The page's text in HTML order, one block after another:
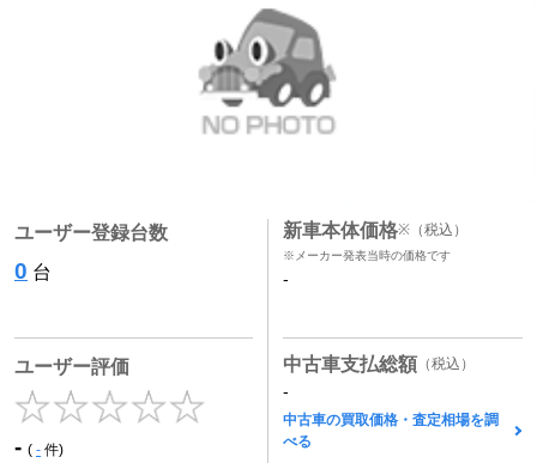
ユーザー登録台数
0 台
ユーザー評価
- ( - 件)
新車本体価格※ （税込）
※メーカー発表当時の価格です
-
中古車支払総額 （税込）
-
中古車の買取価格・査定相場を調
べる